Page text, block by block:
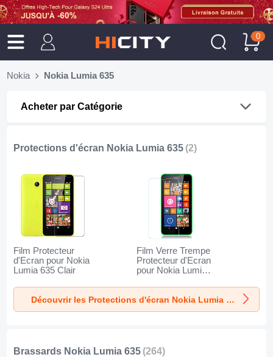
0
Nokia Nokia Lumia 635
Acheter par Catégorie
Protections d'écran Nokia Lumia 635 (2)
Film Protecteur
d'Ecran pour Nokia
Lumia 635 Clair
Film Verre Trempe
Protecteur d'Ecran
pour Nokia Lumia
Découvrir les Protections d'écran Nokia Lumia 635
Brassards Nokia Lumia 635 (264)